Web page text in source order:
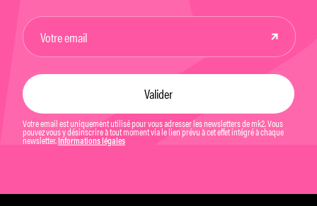
Votre email est uniquement utilisé pour vous adresser les newsletters de mk2. Vous
pouvez vous y désinscrire à tout moment via le lien prévu à cet effet intégré à chaque
newsletter. Informations légales